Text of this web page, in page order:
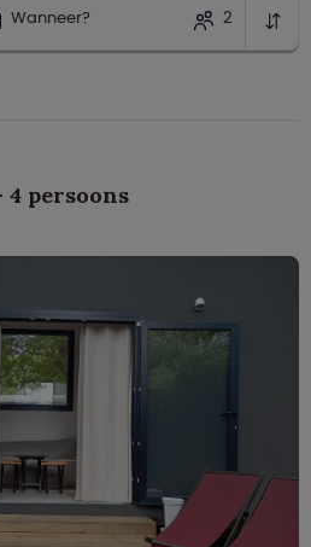
Wanneer? 2
persoons